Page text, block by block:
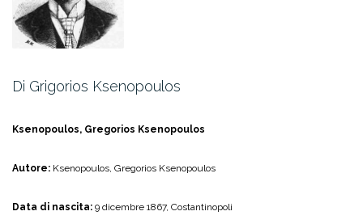
Di Grigorios Ksenopoulos
Ksenopoulos, Gregorios Ksenopoulos
Autore: Ksenopoulos, Gregorios Ksenopoulos
Data di nascita: 9 dicembre 1867, Costantinopoli